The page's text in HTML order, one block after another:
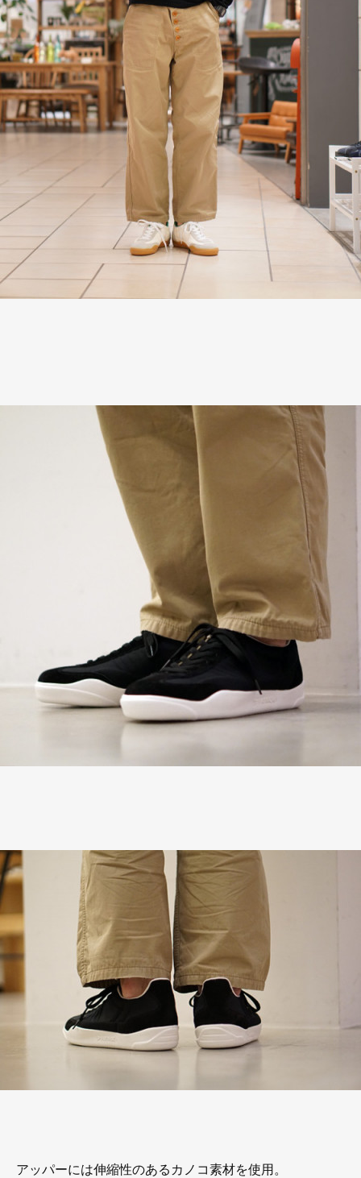
アッパーには伸縮性のあるカノコ素材を使用。